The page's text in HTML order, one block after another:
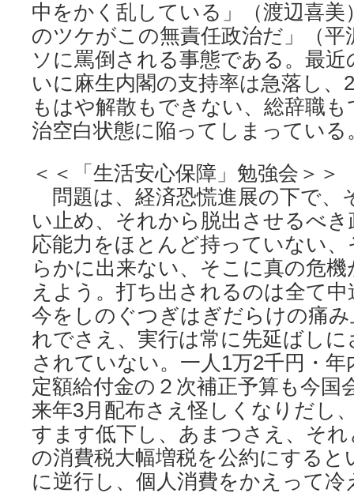
中をかく乱している」（渡辺喜美
のツケがこの無責任政治だ」（平
ソに罵倒される事態である。最
いに麻生内閣の支持率は急落し、
もはや解散もできない、総辞職
治空白状態に陥ってしまっている
＜＜「生活安心保障」勉強会＞＞
問題は、経済恐慌進展の下で、
い止め、それから脱出させるべ
応能力をほとんど持っていない
らかに出来ない、そこに真の危
えよう。打ち出されるのは全て
今をしのぐつぎはぎだらけの痛
れでさえ、実行は常に先延ばし
されていない。一人1万2千円・
定額給付金の２次補正予算も今国
来年3月配布さえ怪しくなりだし
すます低下し、あまつさえ、そ
の消費税大幅増税を公約にすると
に逆行し、個人消費をかえって